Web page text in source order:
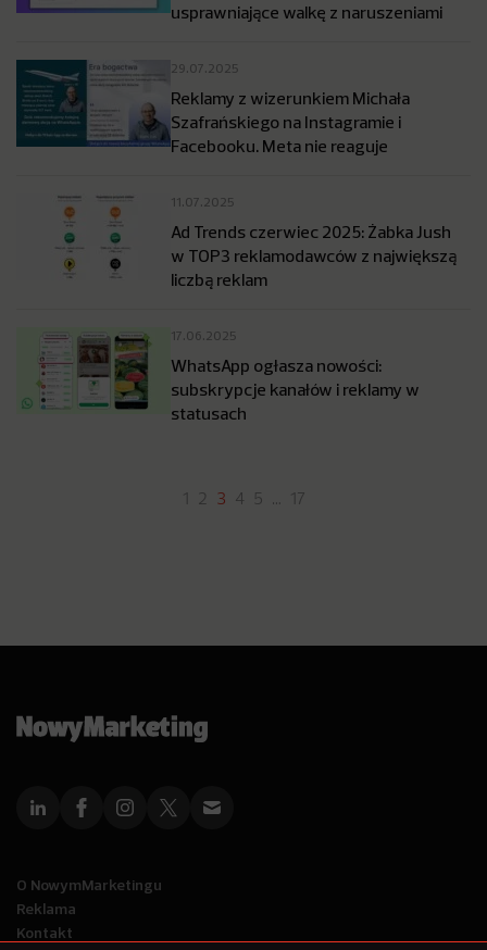
usprawniające walkę z naruszeniami
29.07.2025
Reklamy z wizerunkiem Michała
Szafrańskiego na Instagramie i
Facebooku. Meta nie reaguje
11.07.2025
Ad Trends czerwiec 2025: Żabka Jush
w TOP3 reklamodawców z największą
liczbą reklam
17.06.2025
WhatsApp ogłasza nowości:
subskrypcje kanałów i reklamy w
statusach
2 3 4 5 … 17
O NowymMarketingu
Reklama
Kontakt